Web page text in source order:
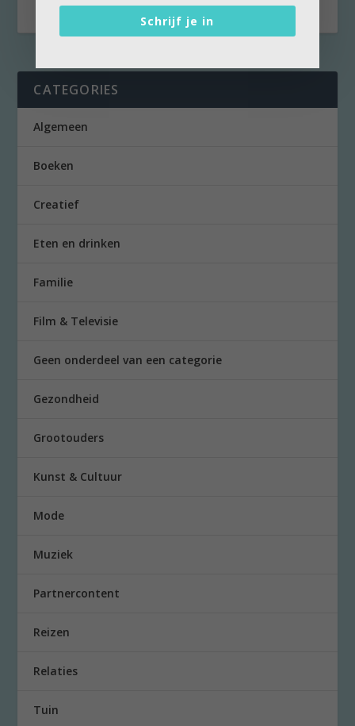
CATEGORIES
Algemeen
Boeken
Creatief
Eten en drinken
Familie
Film & Televisie
Geen onderdeel van een categorie
Gezondheid
Grootouders
Kunst & Cultuur
Mode
Muziek
Partnercontent
Reizen
Relaties
Tuin
Schrijf je in